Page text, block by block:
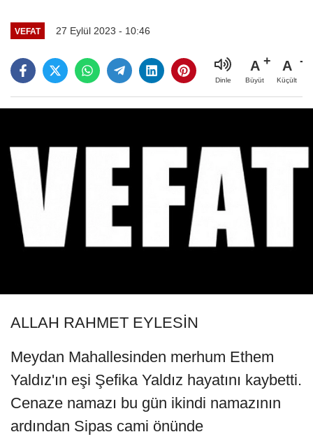
VEFAT 27 Eylül 2023 - 10:46
Dinle
A
Büyüt
A
Küçült
ALLAH RAHMET EYLESİN
Meydan Mahallesinden merhum Ethem
Yaldız'ın eşi Şefika Yaldız hayatını kaybetti.
Cenaze namazı bu gün ikindi namazının
ardından Sipas cami önünde